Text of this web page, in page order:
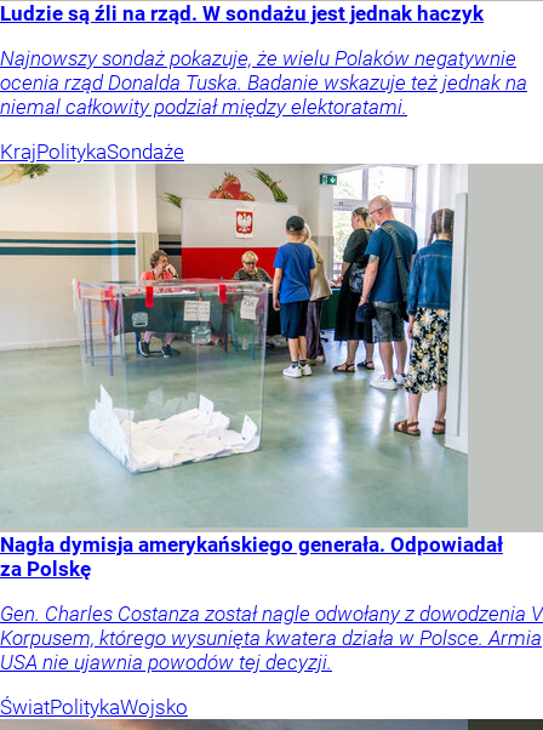
Ludzie są źli na rząd. W sondażu jest jednak haczyk
Najnowszy sondaż pokazuje, że wielu Polaków negatywnie
ocenia rząd Donalda Tuska. Badanie wskazuje też jednak na
niemal całkowity podział między elektoratami.
KrajPolitykaSondaże
Nagła dymisja amerykańskiego generała. Odpowiadał
za Polskę
Gen. Charles Costanza został nagle odwołany z dowodzenia V
Korpusem, którego wysunięta kwatera działa w Polsce. Armia
USA nie ujawnia powodów tej decyzji.
ŚwiatPolitykaWojsko